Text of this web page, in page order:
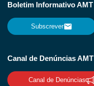
Boletim Informativo AMT
Subscrever
Canal de Denúncias AMT
Canal de Denúncias